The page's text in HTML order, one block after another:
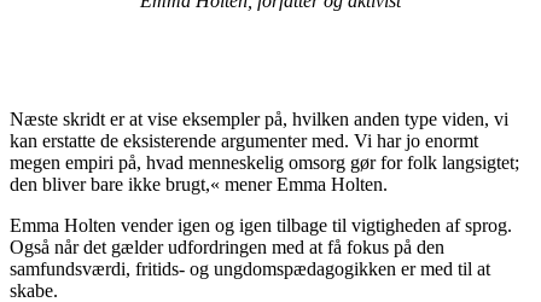
Næste skridt er at vise eksempler på, hvilken anden type viden, vi
kan erstatte de eksisterende argumenter med. Vi har jo enormt
megen empiri på, hvad menneskelig omsorg gør for folk langsigtet;
den bliver bare ikke brugt,« mener Emma Holten.
Emma Holten vender igen og igen tilbage til vigtigheden af sprog.
Også når det gælder udfordringen med at få fokus på den
samfundsværdi, fritids- og ungdomspædagogikken er med til at
skabe.